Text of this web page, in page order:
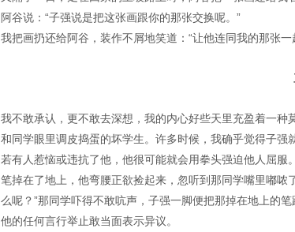
阿谷说：“子强说是把这张画跟你的那张交换呢。”
我把画扔还给阿谷，装作不屑地笑道：“让他连同我的那张一
我不敢承认，更不敢去深想，我的内心好些天里充盈着一
和同学眼里调皮捣蛋的坏学生。许多时候，我确乎觉得子
若有人惹恼或违抗了他，他很可能就会用拳头强迫他人屈
笔掉在了地上，他弯腰正欲捡起来，忽听到那同学嘴里嘟
么呢？”那同学吓得不敢吭声，子强一脚便把那掉在地上的
他的任何言行举止敢当面表示异议。